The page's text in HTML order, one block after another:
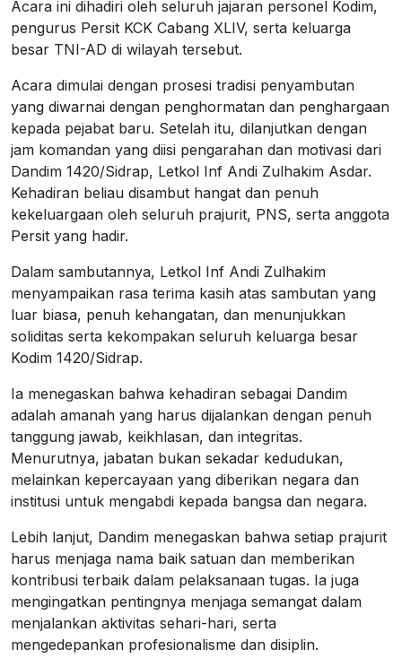
Acara ini dihadiri oleh seluruh jajaran personel Kodim,
pengurus Persit KCK Cabang XLIV, serta keluarga
besar TNI-AD di wilayah tersebut.
Acara dimulai dengan prosesi tradisi penyambutan
yang diwarnai dengan penghormatan dan penghargaan
kepada pejabat baru. Setelah itu, dilanjutkan dengan
jam komandan yang diisi pengarahan dan motivasi dari
Dandim 1420/Sidrap, Letkol Inf Andi Zulhakim Asdar.
Kehadiran beliau disambut hangat dan penuh
kekeluargaan oleh seluruh prajurit, PNS, serta anggota
Persit yang hadir.
Dalam sambutannya, Letkol Inf Andi Zulhakim
menyampaikan rasa terima kasih atas sambutan yang
luar biasa, penuh kehangatan, dan menunjukkan
soliditas serta kekompakan seluruh keluarga besar
Kodim 1420/Sidrap.
Ia menegaskan bahwa kehadiran sebagai Dandim
adalah amanah yang harus dijalankan dengan penuh
tanggung jawab, keikhlasan, dan integritas.
Menurutnya, jabatan bukan sekadar kedudukan,
melainkan kepercayaan yang diberikan negara dan
institusi untuk mengabdi kepada bangsa dan negara.
Lebih lanjut, Dandim menegaskan bahwa setiap prajurit
harus menjaga nama baik satuan dan memberikan
kontribusi terbaik dalam pelaksanaan tugas. Ia juga
mengingatkan pentingnya menjaga semangat dalam
menjalankan aktivitas sehari-hari, serta
mengedepankan profesionalisme dan disiplin.